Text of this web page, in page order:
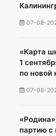
07-08-
«Карта
1
по новой
07-08-
партию с